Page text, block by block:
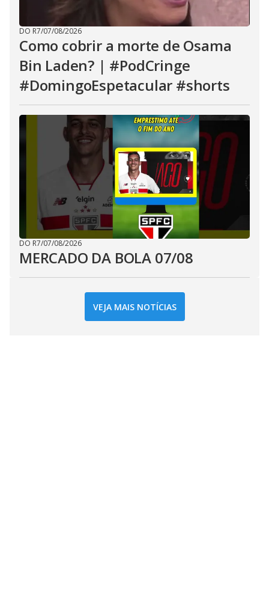
DO R7/07/08/2026
Como cobrir a morte de Osama
Bin Laden? | #PodCringe
#DomingoEspetacular #shorts
DO R7/07/08/2026
MERCADO DA BOLA 07/08
VEJA MAIS NOTÍCIAS